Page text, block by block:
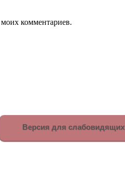
комментариев.
Версия для слабовидящих